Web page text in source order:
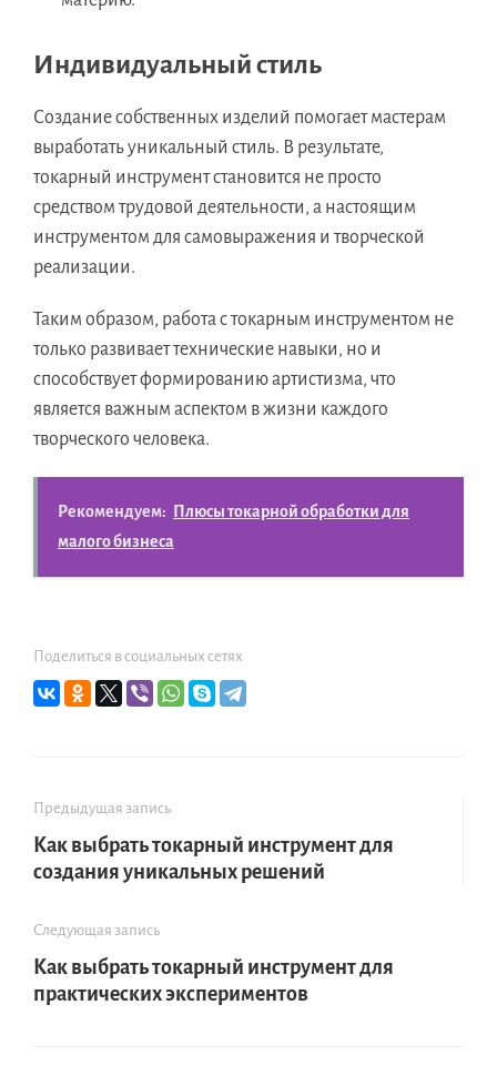
Индивидуальный стиль
Создание собственных изделий помогает мастерам
выработать уникальный стиль. В результате,
токарный инструмент становится не просто
средством трудовой деятельности, а настоящим
инструментом для самовыражения и творческой
реализации.
Таким образом, работа с токарным инструментом не
только развивает технические навыки, но и
способствует формированию артистизма, что
является важным аспектом в жизни каждого
творческого человека.
Рекомендуем:
Плюсы токарной обработки для
малого бизнеса
Поделиться в социальных сетях
Предыдущая запись
Как выбрать токарный инструмент для
создания уникальных решений
Следующая запись
Как выбрать токарный инструмент для
практических экспериментов